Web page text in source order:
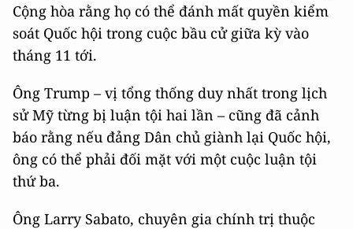
Cộng hòa rằng họ có thể đánh mất quyền kiểm
soát Quốc hội trong cuộc bầu cử giữa kỳ vào
tháng 11 tới.
Ông Trump – vị tổng thống duy nhất trong lịch
sử Mỹ từng bị luận tội hai lần – cũng đã cảnh
báo rằng nếu đảng Dân chủ giành lại Quốc hội,
ông có thể phải đối mặt với một cuộc luận tội
thứ ba.
Ông Larry Sabato, chuyên gia chính trị thuộc